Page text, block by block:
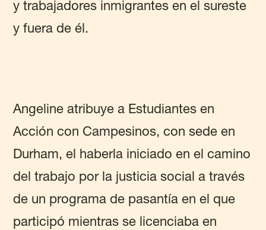
y trabajadores inmigrantes en el sureste
y fuera de él.
Angeline atribuye a Estudiantes en
Acción con Campesinos, con sede en
Durham, el haberla iniciado en el camino
del trabajo por la justicia social a través
de un programa de pasantía en el que
participó mientras se licenciaba en